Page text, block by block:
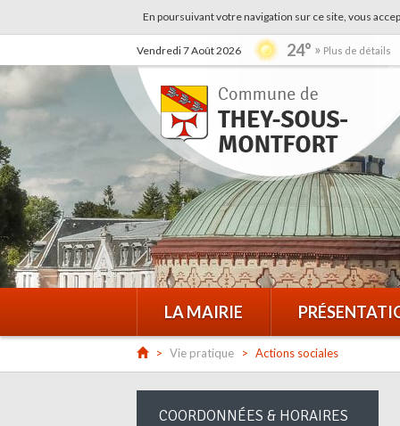
En poursuivant votre navigation sur ce site, vous
Vendredi 7 Août 2026 24° Plus de détails
LA MAIRIE
Vie pratique Actions sociales
COORDONNÉES & HORAIRES